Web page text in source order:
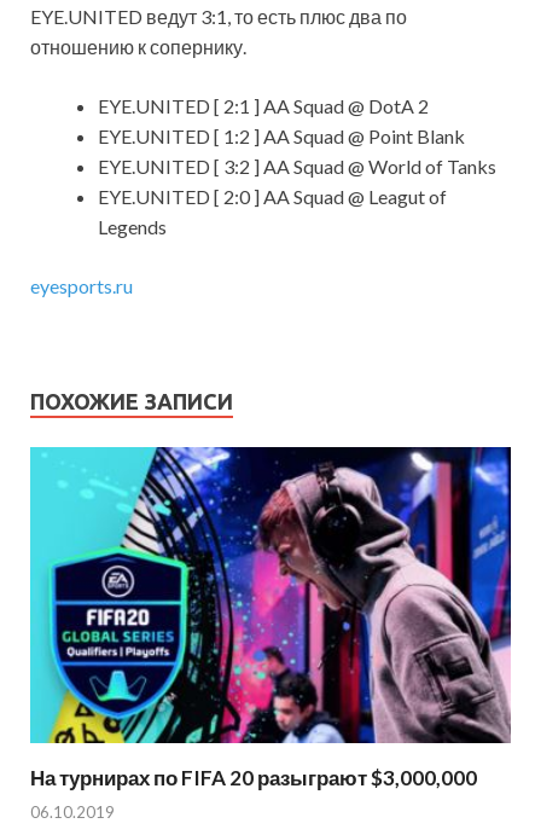
EYE.UNITED ведут 3:1, то есть плюс два по
отношению к сопернику.
EYE.UNITED [ 2:1 ] AA Squad @ DotA 2
EYE.UNITED [ 1:2 ] AA Squad @ Point Blank
EYE.UNITED [ 3:2 ] AA Squad @ World of Tanks
EYE.UNITED [ 2:0 ] AA Squad @ Leagut of
Legends
eyesports.ru
ПОХОЖИЕ ЗАПИСИ
На турнирах по FIFA 20 разыграют $3,000,000
06.10.2019